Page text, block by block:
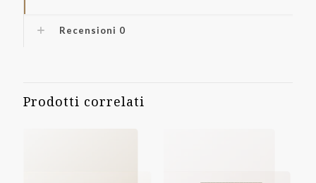
Recensioni 0
Prodotti correlati